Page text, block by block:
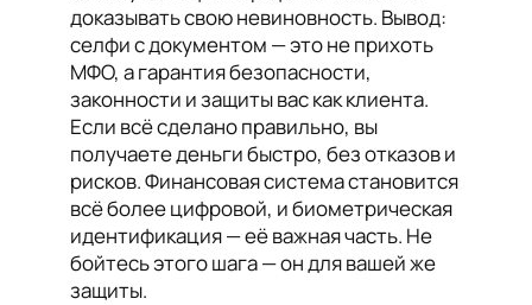
доказывать свою невиновность. Вывод:
селфи с документом — это не прихоть
МФО, а гарантия безопасности,
законности и защиты вас как клиента.
Если всё сделано правильно, вы
получаете деньги быстро, без отказов и
рисков. Финансовая система становится
всё более цифровой, и биометрическая
идентификация — её важная часть. Не
бойтесь этого шага — он для вашей же
защиты.